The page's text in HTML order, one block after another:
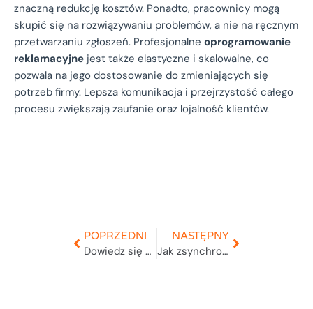
znaczną redukcję kosztów. Ponadto, pracownicy mogą
skupić się na rozwiązywaniu problemów, a nie na ręcznym
przetwarzaniu zgłoszeń. Profesjonalne oprogramowanie
reklamacyjne jest także elastyczne i skalowalne, co
pozwala na jego dostosowanie do zmieniających się
potrzeb firmy. Lepsza komunikacja i przejrzystość całego
procesu zwiększają zaufanie oraz lojalność klientów.
POPRZEDNI
Dowiedz się więcej o programie do reklamacji
NASTĘPNY
Jak zsynchronizować trasy z oknami czasowymi magazynów oraz strefami dostaw w miastach?